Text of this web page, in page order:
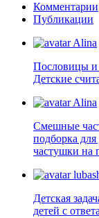
Комментарии
Публикации
Alina
Пословицы и
Детские
Alina
Смешные
подборка
частушки на
Детская
детей с